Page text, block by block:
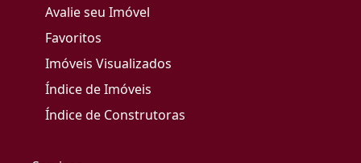
Avalie seu Imóvel
Favoritos
Imóveis Visualizados
Índice de Imóveis
Índice de Construtoras